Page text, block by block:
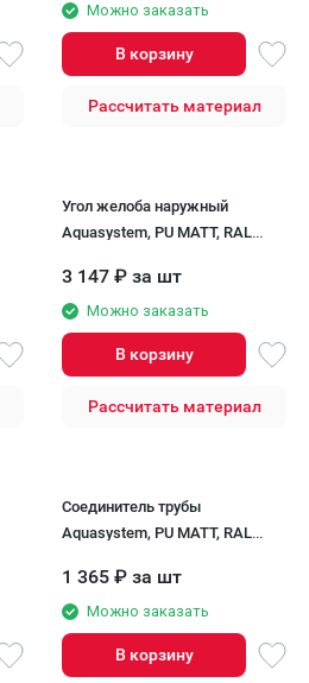
8017 Темно Коричневый
150/100
Можно заказать
В корзину
Рассчитать материал
Угол желоба наружный
Aquasystem, PU MATT, RAL
150/100
3 147 ₽ за шт
Можно заказать
В корзину
Рассчитать материал
Соединитель трубы
Aquasystem, PU MATT, RAL
150/100
1 365 ₽ за шт
Можно заказать
В корзину